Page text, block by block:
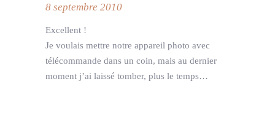
8 septembre 2010
Excellent !
Je voulais mettre notre appareil photo avec
télécommande dans un coin, mais au dernier
moment j’ai laissé tomber, plus le temps…